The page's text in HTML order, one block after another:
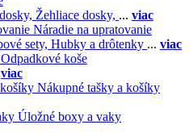
Žehliace dosky, ... viac
Náradie na upratovanie
sety, Hubky a drôtenky ... viac
Odpadkové koše
viac
Nákupné tašky a košíky
Úložné boxy a vaky